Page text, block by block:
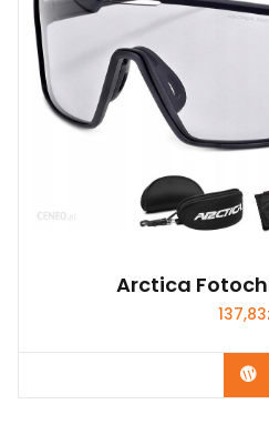
Arctica
137,83